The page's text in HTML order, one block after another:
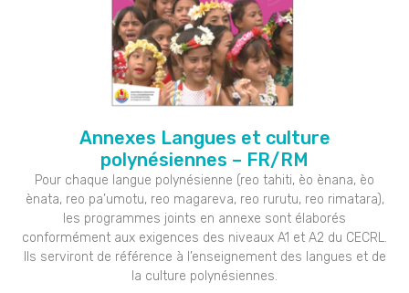
Annexes Langues et culture
polynésiennes – FR/RM
Pour chaque langue polynésienne (reo tahiti, èo ènana, èo
ènata, reo pa’umotu, reo magareva, reo rurutu, reo rimatara),
les programmes joints en annexe sont élaborés
conformément aux exigences des niveaux A1 et A2 du CECRL.
Ils serviront de référence à l’enseignement des langues et de
la culture polynésiennes.